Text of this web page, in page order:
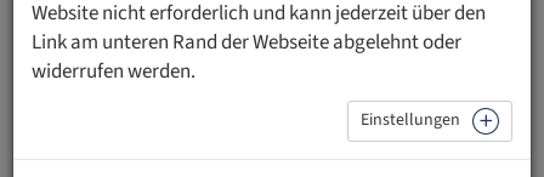
Das scheint ein fehlerhafter Link zu sein. Wir bitten um
Verständnis.
Bitte nutzen Sie unsere Navigation (oben), um in die
Webseite und ihre einzelnen Bereiche einzusteigen.
Website nicht erforderlich und kann jederzeit über den
Link am unteren Rand der Webseite abgelehnt oder
widerrufen werden.
Einstellungen